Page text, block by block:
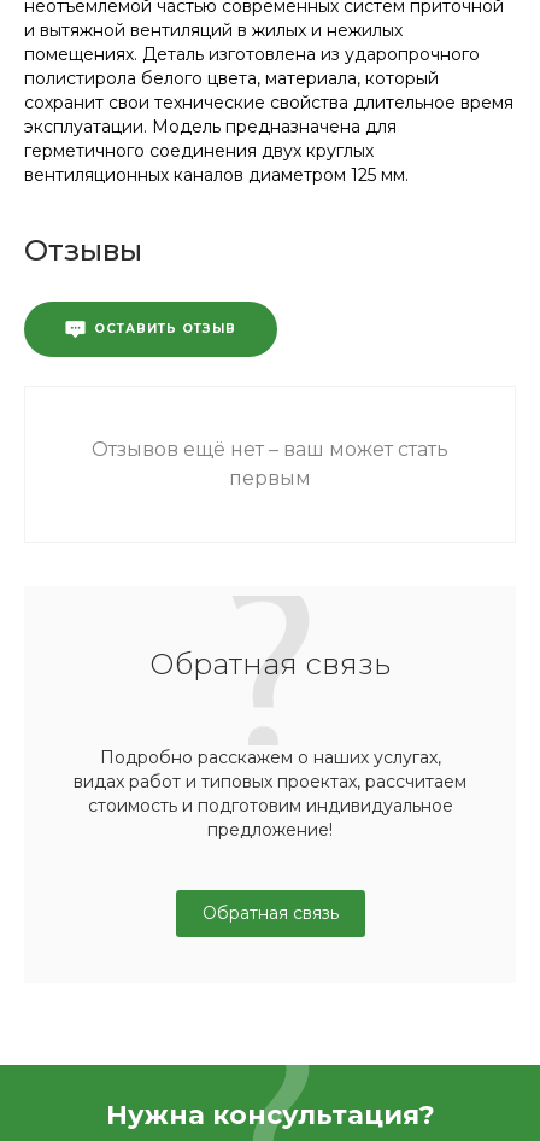
неотъемлемой частью современных систем приточной
и вытяжной вентиляций в жилых и нежилых
помещениях. Деталь изготовлена из ударопрочного
полистирола белого цвета, материала, который
сохранит свои технические свойства длительное время
эксплуатации. Модель предназначена для
герметичного соединения двух круглых
вентиляционных каналов диаметром 125 мм.
Отзывы
ОСТАВИТЬ ОТЗЫВ
Отзывов ещё нет – ваш может стать
первым
Обратная связь
Подробно расскажем о наших услугах,
видах работ и типовых проектах, рассчитаем
стоимость и подготовим индивидуальное
предложение!
Обратная связь
Нужна консультация?